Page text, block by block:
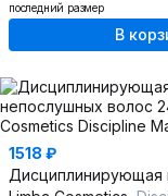
последний размер
В
1518 ₽